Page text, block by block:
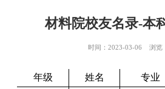
材料院校友名录-本
时间：2023-03-06 浏览
年级 姓名 专业